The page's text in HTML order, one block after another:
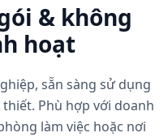
& không
hoạt
sẵn sàng sử dụng
Phù hợp với doanh
làm việc hoặc nơi